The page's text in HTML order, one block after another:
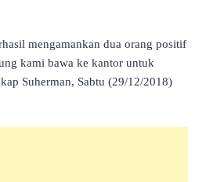
mengamankan dua orang positif
kami bawa ke kantor untuk
Suherman, Sabtu (29/12/2018)